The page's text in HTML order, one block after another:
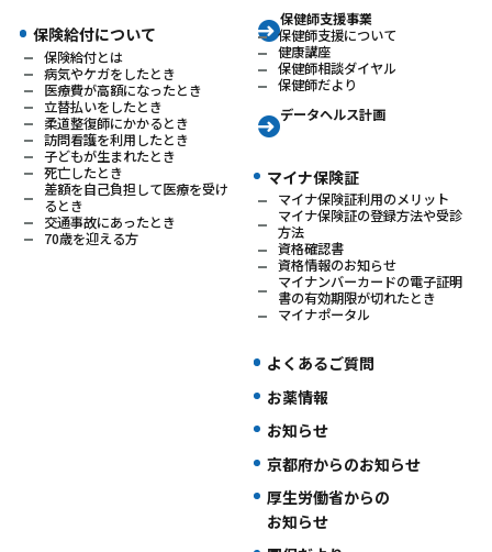
保険給付について
保険給付とは
病気やケガをしたとき
医療費が高額になったとき
立替払いをしたとき
柔道整復師にかかるとき
訪問看護を利用したとき
子どもが生まれたとき
死亡したとき
差額を自己負担して医療を受け
るとき
交通事故にあったとき
70歳を迎える方
保健師支援事業
保健師支援について
健康講座
保健師相談ダイヤル
保健師だより
データヘルス計画
マイナ保険証
マイナ保険証利用のメリット
マイナ保険証の登録方法や受診
方法
資格確認書
資格情報のお知らせ
マイナンバーカードの電子証明
書の有効期限が切れたとき
マイナポータル
よくあるご質問
お薬情報
お知らせ
京都府からのお知らせ
厚生労働省からの
お知らせ